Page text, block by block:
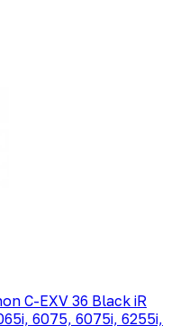
C-EXV 36 Black iR
6075, 6075i, 6255i,